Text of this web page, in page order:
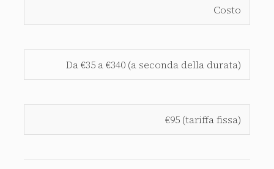
Costo
Da €35 a €340 (a seconda della durata)
€95 (tariffa fissa)